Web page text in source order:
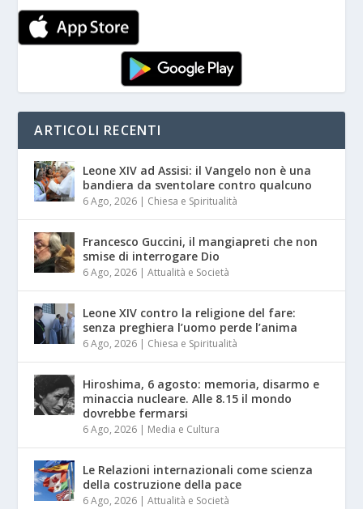
ARTICOLI RECENTI
Leone XIV ad Assisi: il Vangelo non è una
bandiera da sventolare contro qualcuno
6 Ago, 2026 | Chiesa e Spiritualità
Francesco Guccini, il mangiapreti che non
smise di interrogare Dio
6 Ago, 2026 |Attualità e Società
Leone XIV contro la religione del fare:
senza preghiera l’uomo perde l’anima
6 Ago, 2026 | Chiesa e Spiritualità
Hiroshima, 6 agosto: memoria, disarmo e
minaccia nucleare. Alle 8.15 il mondo
dovrebbe fermarsi
6 Ago, 2026 | Media e Cultura
Le Relazioni internazionali come scienza
della costruzione della pace
6 Ago, 2026 |Attualità e Società